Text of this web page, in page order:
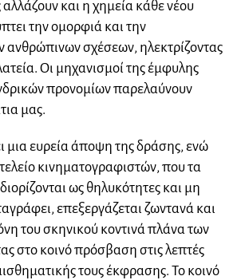
και η χημεία κάθε νέου
την ομορφιά και την
σχέσεων, ηλεκτρίζοντας
Οι μηχανισμοί της έμφυλης
προνομίων παρελαύνουν
μας.
μια ευρεία άποψη της δράσης, ενώ
κινηματογραφιστών, που τα
ως θηλυκότητες και μη
επεξεργάζεται ζωντανά και
του σκηνικού κοντινά πλάνα των
στο κοινό πρόσβαση στις λεπτές
τους έκφρασης. Το κοινό